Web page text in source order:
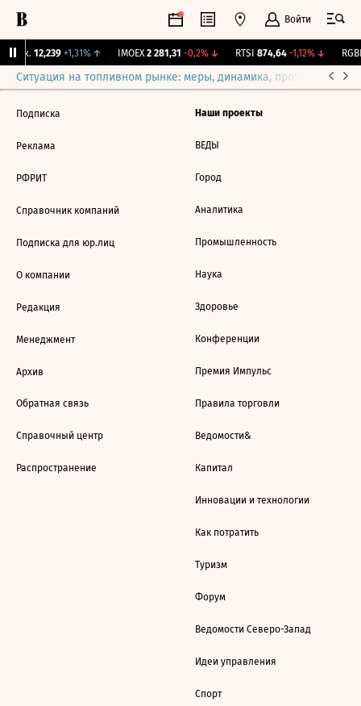
Войти
Бирж. 12,239 +1,31%↑ IMOEX 2 281,31 -0,2%↓ RTSI 874,64 -1,12%↓ RGBI
Ситуация на топливном рынке: меры, динамика, прогнозы
Подписка
Реклама
РФРИТ
Справочник компаний
Подписка для юр.лиц
О компании
Редакция
Менеджмент
Архив
Обратная связь
Справочный центр
Распространение
Наши проекты
ВЕДЫ
Город
Аналитика
Промышленность
Наука
Здоровье
Конференции
Премия Импульс
Правила торговли
Ведомости&
Капитал
Инновации и технологии
Как потратить
Туризм
Форум
Ведомости Северо-Запад
Идеи управления
Спорт